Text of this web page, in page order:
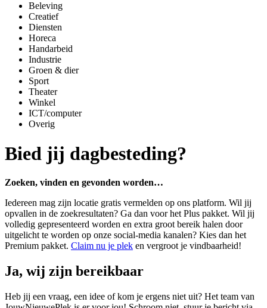
Beleving
Creatief
Diensten
Horeca
Handarbeid
Industrie
Groen & dier
Sport
Theater
Winkel
ICT/computer
Overig
Bied jij dagbesteding?
Zoeken, vinden en gevonden worden…
Iedereen mag zijn locatie gratis vermelden op ons platform. Wil jij
opvallen in de zoekresultaten? Ga dan voor het Plus pakket. Wil jij
volledig gepresenteerd worden en extra groot bereik halen door
uitgelicht te worden op onze social-media kanalen? Kies dan het
Premium pakket. Claim nu je plek en vergroot je vindbaarheid!
Ja, wij zijn bereikbaar
Heb jij een vraag, een idee of kom je ergens niet uit? Het team van